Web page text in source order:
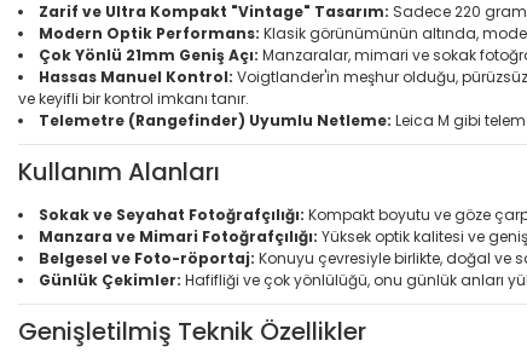
Zarif ve Ultra Kompakt "Vintage" Tasarım: Sadece 220
Modern Optik Performans: Klasik görünümünün altında,
Çok Yönlü 21mm Geniş Açı: Manzaralar, mimari ve sokak
Hassas Manuel Kontrol: Voigtlander'in meşhur olduğu,
ve keyifli bir kontrol imkanı tanır.
Telemetre (Rangefinder) Uyumlu Netleme: Leica M gibi
Kullanım Alanları
Sokak ve Seyahat Fotoğrafçılığı: Kompakt boyutu ve göze
Manzara ve Mimari Fotoğrafçılığı: Yüksek optik kalitesi ve
Belgesel ve Foto-röportaj: Konuyu çevresiyle birlikte, doğal
Günlük Çekimler: Hafifliği ve çok yönlülüğü, onu günlük anları
Genişletilmiş Teknik Özellikler